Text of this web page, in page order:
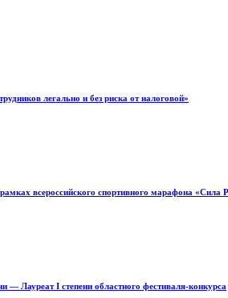
легально и без риска от налоговой»
всероссийского спортивного марафона «Сила
Лауреат I степени областного фестиваля-конкурса